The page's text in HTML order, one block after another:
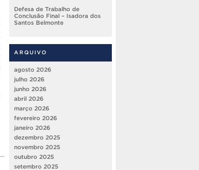
Defesa de Trabalho de
Conclusão Final – Isadora dos
Santos Belmonte
ARQUIVO
agosto 2026
julho 2026
junho 2026
abril 2026
março 2026
fevereiro 2026
janeiro 2026
dezembro 2025
novembro 2025
outubro 2025
setembro 2025